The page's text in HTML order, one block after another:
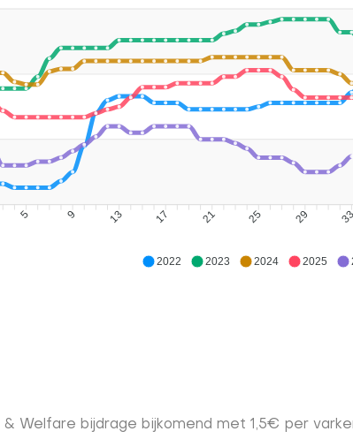
5 9 13 17 21 25 29 33
2022 2023 2024 2025
Welfare bijdrage bijkomend met 1,5€ per